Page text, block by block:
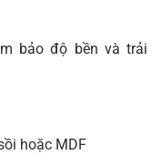
bảo độ bền và trải
hoặc MDF